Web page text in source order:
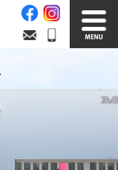
買取無料査定
サービス案内